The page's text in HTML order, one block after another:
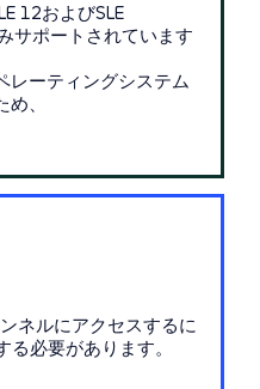
12およびSLE
サポートされています
レーティングシステム
、
ネルにアクセスするに
必要があります。